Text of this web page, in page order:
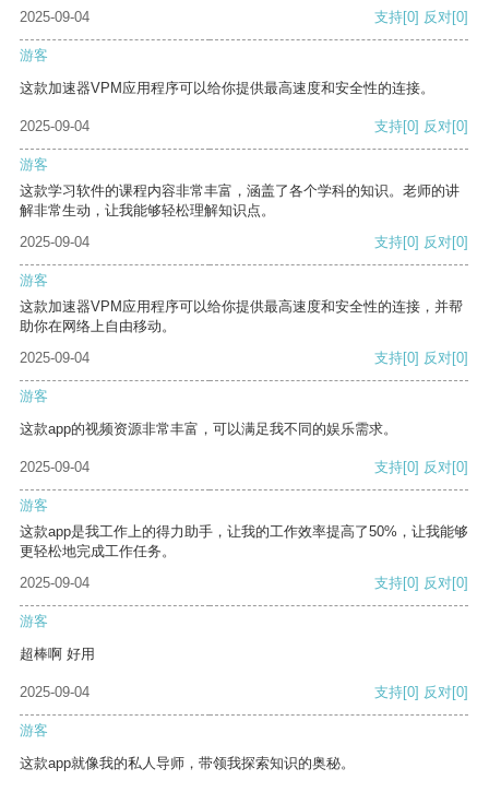
2025-09-04 支持[0] 反对[0]
游客
这款加速器VPM应用程序可以给你提供最高速度和安全性的连接。
2025-09-04 支持[0] 反对[0]
游客
这款学习软件的课程内容非常丰富，涵盖了各个学科的知识。老师的讲
解非常生动，让我能够轻松理解知识点。
2025-09-04
支持[0] 反对[0]
游客
这款加速器VPM应用程序可以给你提供最高速度和安全性的连接，并帮
助你在网络上自由移动。
2025-09-04
支持[0] 反对[0]
游客
这款app的视频资源非常丰富，可以满足我不同的娱乐需求。
2025-09-04 支持[0] 反对[0]
游客
这款app是我工作上的得力助手，让我的工作效率提高了50%，让我能够
更轻松地完成工作任务。
2025-09-04
支持[0] 反对[0]
游客
超棒啊 好用
2025-09-04 支持[0] 反对[0]
游客
这款app就像我的私人导师，带领我探索知识的奥秘。